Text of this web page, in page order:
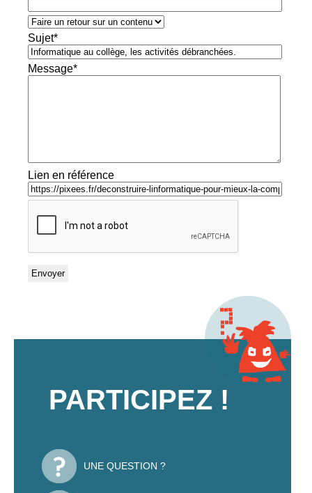
Sujet*
Message*
Lien en référence
PARTICIPEZ !
UNE QUESTION ?